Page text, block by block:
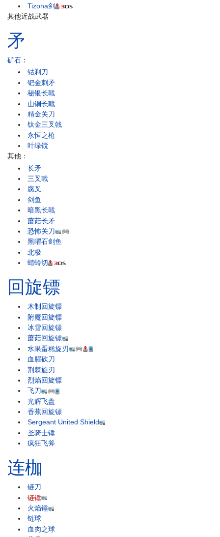
Tizona剑
其他近战武器
矛
矿石 ：
钴剃刀
钯金刺矛
秘银长戟
山铜长戟
精金关刀
钛金三叉戟
永恒之枪
叶绿镋
其他：
长矛
三叉戟
腐叉
剑鱼
暗黑长戟
蘑菇长矛
恐怖关刀
黑曜石剑鱼
北极
蜻蛉切
回旋镖
木制回旋镖
附魔回旋镖
冰雪回旋镖
蘑菇回旋镖
水果蛋糕旋刃
血腥砍刀
荆棘旋刃
烈焰回旋镖
飞刀
光辉飞盘
香蕉回旋镖
Sergeant United Shield
圣骑士锤
疯狂飞斧
连枷
链刀
链锤
火焰锤
链球
血肉之球